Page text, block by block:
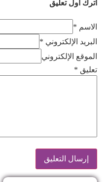
اترك أول تعليق
الاسم *
البريد الإلكتروني *
الموقع الإلكتروني
تعليق *